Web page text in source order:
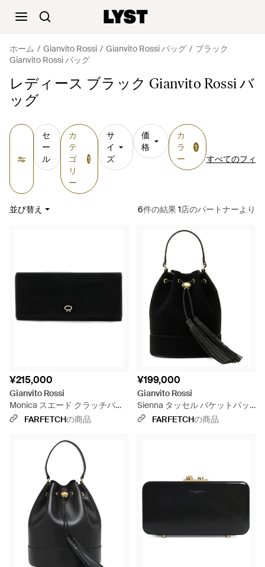
ホーム Gianvito Rossi Gianvito Rossi バッグ
ブラック
Gianvito Rossi バッグ
レディース ブラック Gianvito Rossi バ
ッグ
セ
ー
ル
カ
テ
ゴ
リ
ー
1
サ
イ
ズ
価
格
カ
ラ
ー
1
すべてのフィ
並び替え 6件の結果 1店のパートナーより
¥215,000
Gianvito Rossi
Monica スエード クラッチバッ
グ - ブラック
FARFETCHの商品
¥199,000
Gianvito Rossi
Sienna タッセル バケットバッ
グ - ブラック
FARFETCHの商品